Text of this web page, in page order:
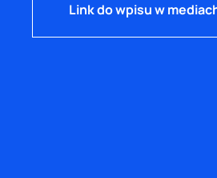
Link do wpisu w